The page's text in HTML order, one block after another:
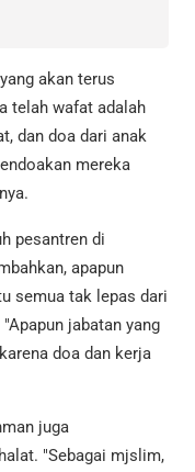
akan terus
telah wafat adalah
dan doa dari anak
mereka
pesantren di
apapun
semua tak lepas dari
jabatan yang
doa dan kerja
juga
"Sebagai mjslim,